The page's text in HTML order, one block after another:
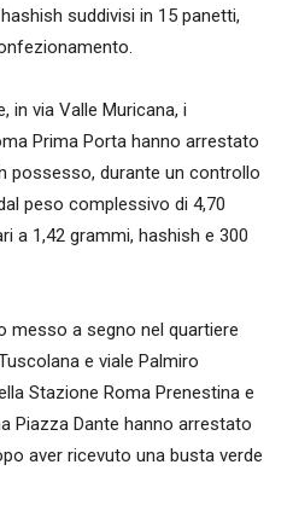
suddivisi in 15 panetti,
in via Valle Muricana, i
Prima Porta hanno arrestato
possesso, durante un controllo
peso complessivo di 4,70
a 1,42 grammi, hashish e 300
messo a segno nel quartiere
e viale Palmiro
Stazione Roma Prenestina e
Piazza Dante hanno arrestato
aver ricevuto una busta verde